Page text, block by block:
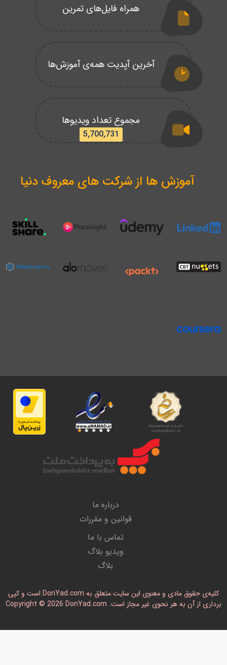
همراه فایل‌های تمرین
آخرین آپدیت همه‌ی آموزش‌ها
مجموع تعداد ویدیوها
5,700,731
آموزش ها از شرکت های معروف دنیا
درباره ما
قوانین و مقررات
تماس با ما
ویدیو بلاگ
بلاگ
کلیه‌ی حقوق مادی و معنوی این سایت متعلق به DonYad.com است و کپی
برداری از آن به هر نحوی غیر مجاز است. Copyright © 2026 DonYad.com